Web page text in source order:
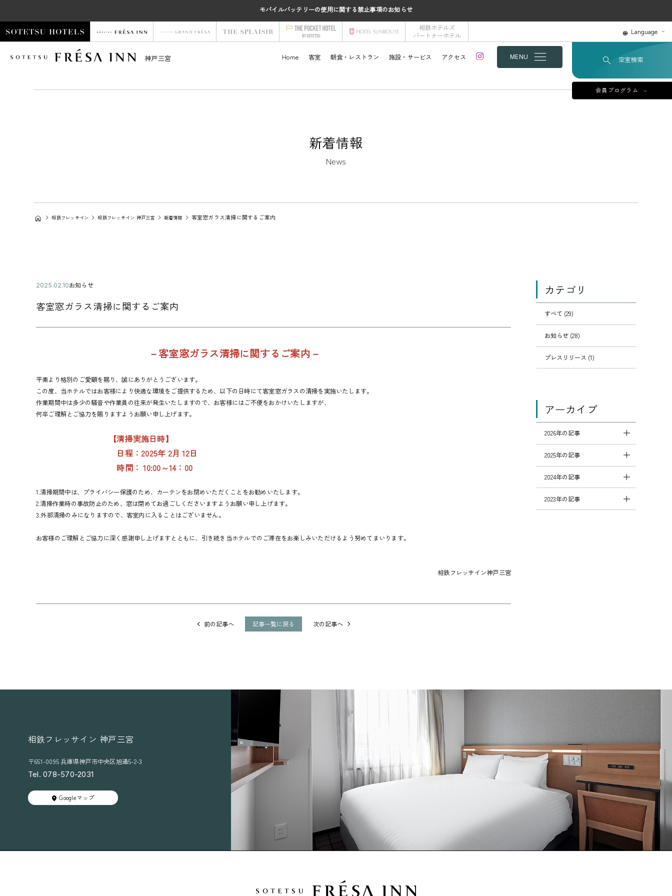
モバイルバッテリーの使用に関する禁止事項のお知らせ
相鉄ホテルズ
パートナーホテル
Language
神戸三宮 Home 客室 朝食・レストラン 施設・サービス アクセス MENU 空室検索
会員プログラム
新着情報
News
相鉄フレッサイン 相鉄フレッサイン 神戸三宮 新着情報 客室窓ガラス清掃に関するご案内
客室窓ガラス清掃に関するご案内
公
日
2
2
5
0
カ
ゴ
ー
お知らせ
－客室窓ガラス清掃に関するご案内－
平素より格別のご愛顧を賜り、誠にありがとうございます。
この度、当ホテルではお客様により快適な環境をご提供するため、以下の日時にて客室窓ガラスの清掃を実施いたします。
作業期間中は多少の騒音や作業員の往来が発生いたしますので、お客様にはご不便をおかけいたしますが、
何卒ご理解とご協力を賜りますようお願い申し上げます。
【清掃実施日時】
日程：2025年 2月 12日
時間： 10:00～14：00
1.清掃期間中は、プライバシー保護のため、カーテンをお閉めいただくことをお勧めいたします。
2.清掃作業時の事故防止のため、窓は閉めてお過ごしくださいますようお願い申し上げます。
3.外部清掃のみになりますので、客室内に入ることはございません。
お客様のご理解とご協力に深く感謝申し上げますとともに、引き続き当ホテルでのご滞在をお楽しみいただけるよう努めてまいります。
相鉄フレッサイン神戸三宮
前の記事へ 記事一覧に戻る 次の記事へ
カテゴリ
すべて (29)
お知らせ (28)
プレスリリース (1)
アーカイブ
2026年の記事
2025年の記事
2024年の記事
2023年の記事
相鉄フレッサイン 神戸三宮
〒651-0095 兵庫県神戸市中央区旭通5-2-3
Tel. 078-570-2031
Googleマップ